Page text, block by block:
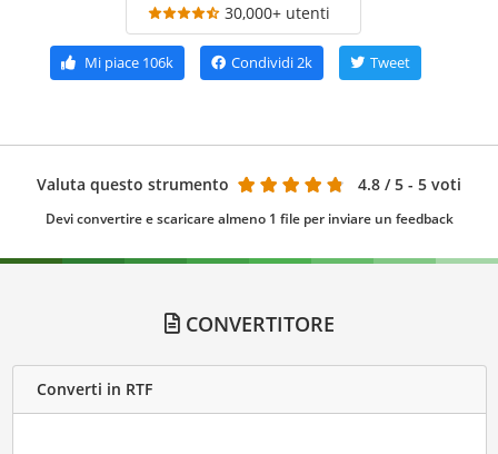
30,000+ utenti
Mi piace 106k Condividi2k Tweet
Valuta questo strumento 4.8 / 5 - 5 voti
Devi convertire e scaricare almeno 1 file per inviare un feedback
CONVERTITORE
Converti in RTF